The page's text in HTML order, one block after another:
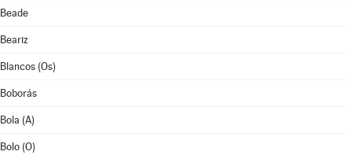
Beade
Beariz
Blancos (Os)
Boborás
Bola (A)
Bolo (O)